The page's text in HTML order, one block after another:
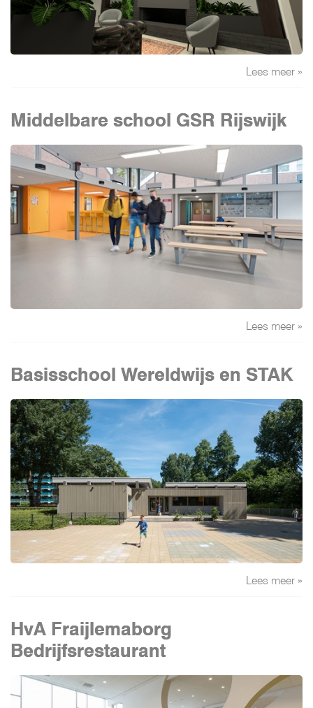
Lees meer »
Middelbare school GSR Rijswijk
Lees meer »
Basisschool Wereldwijs en STAK
Lees meer »
HvA Fraijlemaborg
Bedrijfsrestaurant